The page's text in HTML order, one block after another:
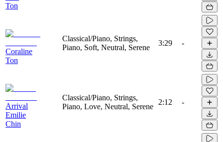
Ton
Coraline
Ton
Classical/Piano, Strings,
Piano, Soft, Neutral, Serene
3:29 -
Arrival
Emilie
Chin
Classical/Piano, Strings,
Piano, Love, Neutral, Serene
2:12 -